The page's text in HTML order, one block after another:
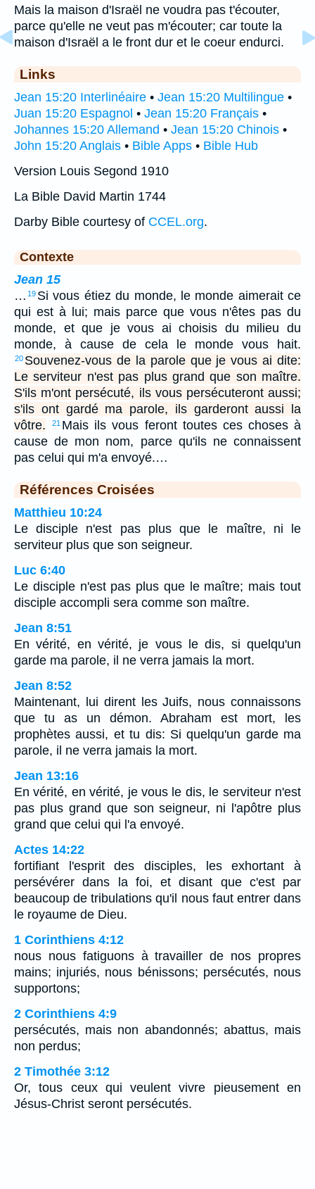
Mais la maison d'Israël ne voudra pas t'écouter,
parce qu'elle ne veut pas m'écouter; car toute la
maison d'Israël a le front dur et le coeur endurci.
Links
Jean 15:20 Interlinéaire • Jean 15:20 Multilingue •
Juan 15:20 Espagnol • Jean 15:20 Français •
Johannes 15:20 Allemand • Jean 15:20 Chinois •
John 15:20 Anglais • Bible Apps • Bible Hub
Version Louis Segond 1910
La Bible David Martin 1744
Darby Bible courtesy of CCEL.org.
Contexte
Jean 15
… 19 Si vous étiez du monde, le monde aimerait ce
qui est à lui; mais parce que vous n'êtes pas du
monde, et que je vous ai choisis du milieu du
monde, à cause de cela le monde vous hait.
20 Souvenez-vous de la parole que je vous ai dite:
Le serviteur n'est pas plus grand que son maître.
S'ils m'ont persécuté, ils vous persécuteront aussi;
s'ils ont gardé ma parole, ils garderont aussi la
vôtre.
21 Mais ils vous feront toutes ces choses à
cause de mon nom, parce qu'ils ne connaissent
pas celui qui m'a envoyé.…
Références Croisées
Matthieu 10:24
Le disciple n'est pas plus que le maître, ni le
serviteur plus que son seigneur.
Luc 6:40
Le disciple n'est pas plus que le maître; mais tout
disciple accompli sera comme son maître.
Jean 8:51
En vérité, en vérité, je vous le dis, si quelqu'un
garde ma parole, il ne verra jamais la mort.
Jean 8:52
Maintenant, lui dirent les Juifs, nous connaissons
que tu as un démon. Abraham est mort, les
prophètes aussi, et tu dis: Si quelqu'un garde ma
parole, il ne verra jamais la mort.
Jean 13:16
En vérité, en vérité, je vous le dis, le serviteur n'est
pas plus grand que son seigneur, ni l'apôtre plus
grand que celui qui l'a envoyé.
Actes 14:22
fortifiant l'esprit des disciples, les exhortant à
persévérer dans la foi, et disant que c'est par
beaucoup de tribulations qu'il nous faut entrer dans
le royaume de Dieu.
1 Corinthiens 4:12
nous nous fatiguons à travailler de nos propres
mains; injuriés, nous bénissons; persécutés, nous
supportons;
2 Corinthiens 4:9
persécutés, mais non abandonnés; abattus, mais
non perdus;
2 Timothée 3:12
Or, tous ceux qui veulent vivre pieusement en
Jésus-Christ seront persécutés.